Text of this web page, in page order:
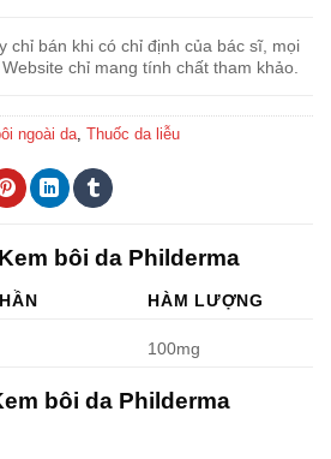
chỉ bán khi có chỉ định của bác sĩ, mọi
chỉ mang tính chất tham khảo.
ngoài da Thuốc da liễu
bôi da Philderma
HÀM LƯỢNG
100mg
bôi da Philderma